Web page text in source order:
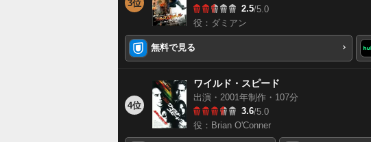
3位
2.5/5.0
役：ダミアン
無料で見る
4位
ワイルド・スピード
出演・2001年制作・107分
3.6/5.0
役：Brian O'Conner